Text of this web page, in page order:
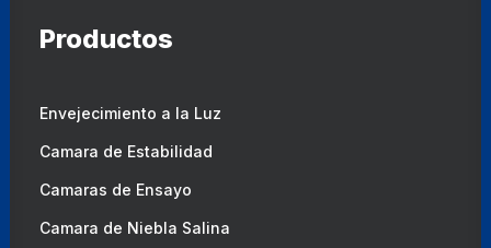
Productos
Envejecimiento a la Luz
Camara de Estabilidad
Camaras de Ensayo
Camara de Niebla Salina